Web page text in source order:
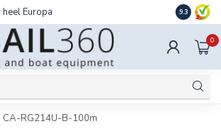
Europa Ook
9.3
0
CA-RG214U-B-100m